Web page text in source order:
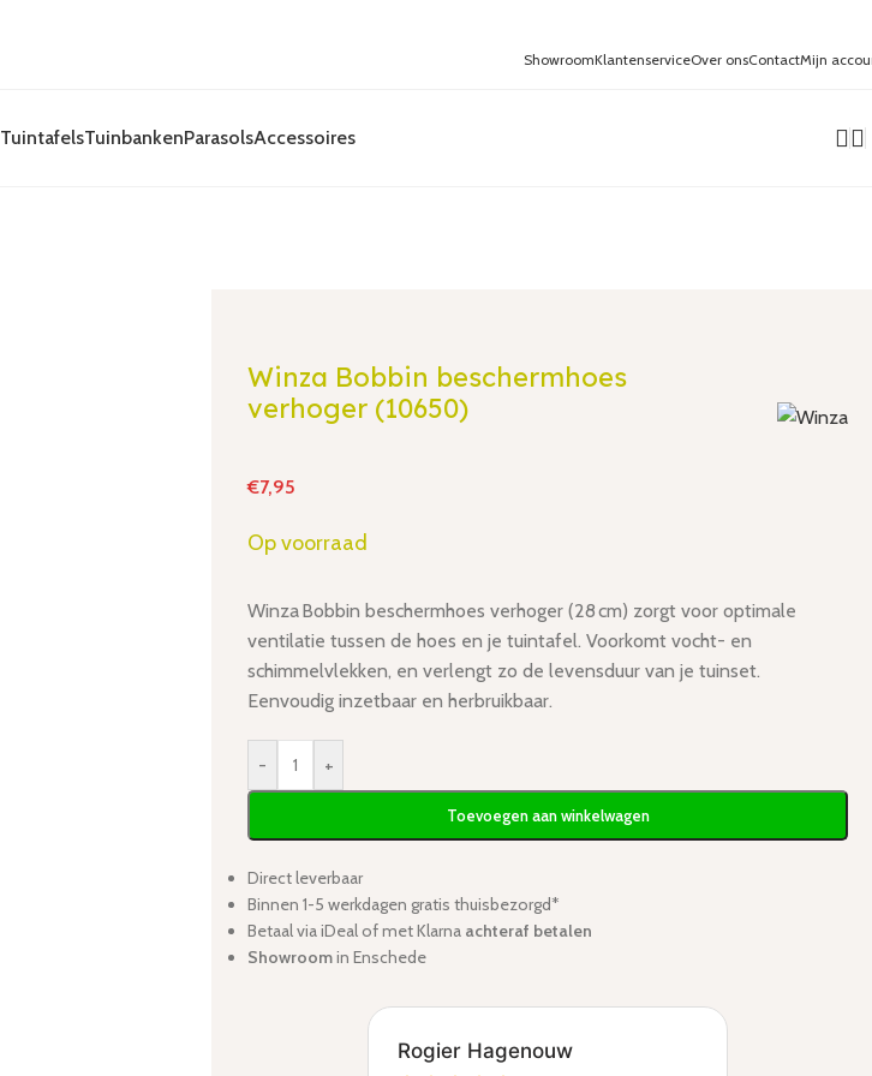
ShowroomKlantenserviceOver onsContactMijn
TuintafelsTuinbankenParasolsAccessoires
Winza Bobbin beschermhoes
verhoger (10650)
€7,95
Op voorraad
Winza Bobbin beschermhoes verhoger (28 cm) zorgt voor optimale
ventilatie tussen de hoes en je tuintafel. Voorkomt vocht- en
schimmelvlekken, en verlengt zo de levensduur van je tuinset.
Eenvoudig inzetbaar en herbruikbaar.
- +
Toevoegen aan winkelwagen
Direct leverbaar
Binnen 1-5 werkdagen gratis thuisbezorgd*
Betaal via iDeal of met Klarna achteraf betalen
Showroomin Enschede